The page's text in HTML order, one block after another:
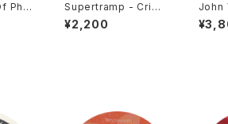
Phas
Of
Hits
Supertramp - Crime
Of The Century [A&
M Records / 1974]
¥2,200
John
ing